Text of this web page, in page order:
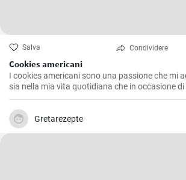
Salva Condividere
Cookies americani
I cookies americani sono una passione che mi
sia nella mia vita quotidiana che in occasione
Questa ricetta che voglio condividere con voi è
numerosi esperimenti in cucina, alla ricerca
sapore perfetti. Dopo aver provato diverse
offrire la mia versione che combina l'esclusiva
Gretarezepte